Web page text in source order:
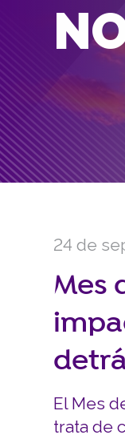
24 de
Mes
El Mes
trata de